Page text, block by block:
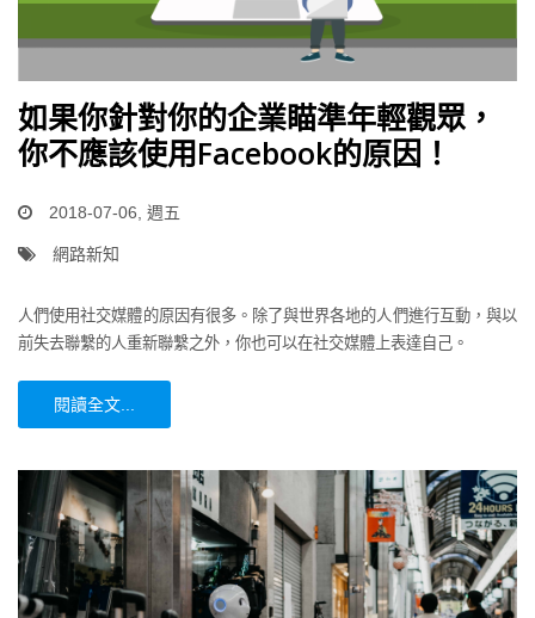
如果你針對你的企業瞄準年輕觀眾，
你不應該使用Facebook的原因！
2018-07-06, 週五
網路新知
人們使用社交媒體的原因有很多。除了與世界各地的人們進行互動，與以
前失去聯繫的人重新聯繫之外，你也可以在社交媒體上表達自己。
閱讀全文...